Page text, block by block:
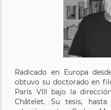
Radicado en Europa
obtuvo su doctorado en
París VIII bajo la
Châtelet. Su tesis,